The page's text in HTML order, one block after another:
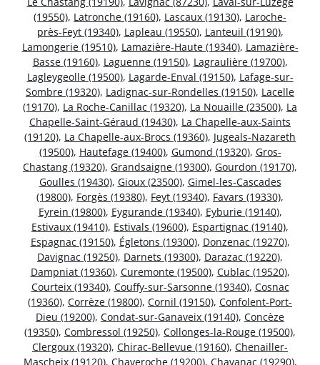
(19550), Latronche (19160), Lascaux (19130), Laroche-
près-Feyt (19340), Lapleau (19550), Lanteuil (19190),
Lamongerie (19510), Lamazière-Haute (19340), Lamazière-
Basse (19160), Laguenne (19150), Lagraulière (19700),
Lagleygeolle (19500), Lagarde-Enval (19150), Lafage-sur-
Sombre (19320), Ladignac-sur-Rondelles (19150), Lacelle
(19170), La Roche-Canillac (19320), La Nouaille (23500), La
Chapelle-Saint-Géraud (19430), La Chapelle-aux-Saints
(19120), La Chapelle-aux-Brocs (19360), Jugeals-Nazareth
(19500), Hautefage (19400), Gumond (19320), Gros-
Chastang (19320), Grandsaigne (19300), Gourdon (19170),
Goulles (19430), Gioux (23500), Gimel-les-Cascades
(19800), Forgès (19380), Feyt (19340), Favars (19330),
Eyrein (19800), Eygurande (19340), Eyburie (19140),
Estivaux (19410), Estivals (19600), Espartignac (19140),
Espagnac (19150), Égletons (19300), Donzenac (19270),
Davignac (19250), Darnets (19300), Darazac (19220),
Dampniat (19360), Curemonte (19500), Cublac (19520),
Courteix (19340), Couffy-sur-Sarsonne (19340), Cosnac
(19360), Corrèze (19800), Cornil (19150), Confolent-Port-
Dieu (19200), Condat-sur-Ganaveix (19140), Concèze
(19350), Combressol (19250), Collonges-la-Rouge (19500),
Clergoux (19320), Chirac-Bellevue (19160), Chenailler-
Mascheix (19120), Chaveroche (19200), Chavanac (19290),